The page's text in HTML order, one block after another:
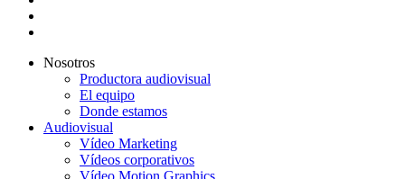
Close
Nosotros
Productora audiovisual
El equipo
Donde estamos
Audiovisual
Vídeo Marketing
Vídeos corporativos
Vídeo Motion Graphics